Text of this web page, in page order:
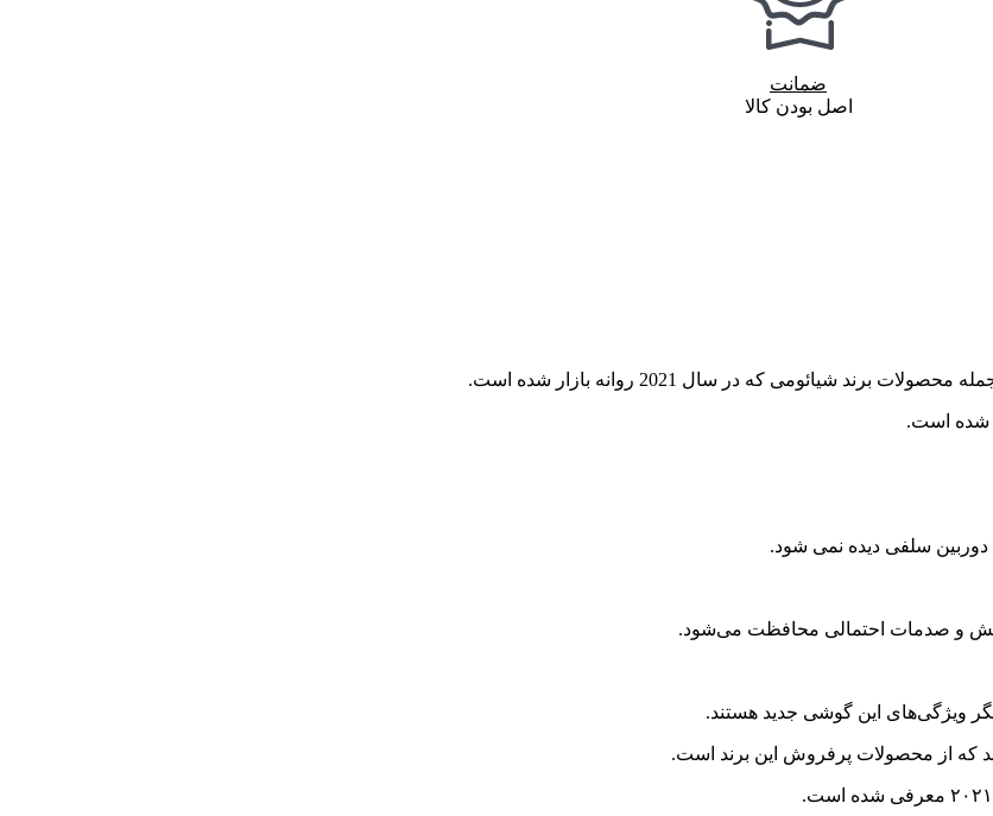
ضمانت
اصل بودن کالا
دوربین سلفی دیده نمی شود.
که از محصولات پرفروش این برند است.